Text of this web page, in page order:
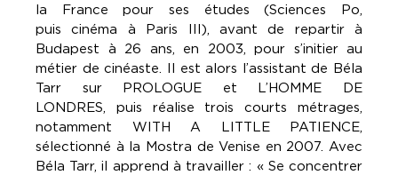
la France pour ses études (Sciences Po,
puiscinéma à Paris III), avant de repartir à
Budapest à 26 ans, en 2003, pour s’initier au
métier de cinéaste. Il est alors l’assistant de Béla
Tarr sur PROLOGUE et L’HOMME DE
LONDRES, puis réalise trois courts métrages,
notamment WITH A LITTLE PATIENCE,
sélectionné à la Mostra de Venise en 2007. Avec
Béla Tarr, il apprend à travailler : « Se concentrer